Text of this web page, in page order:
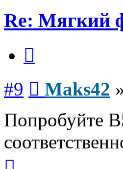
Re: Мягкий
#9 Maks42
Попробуйте